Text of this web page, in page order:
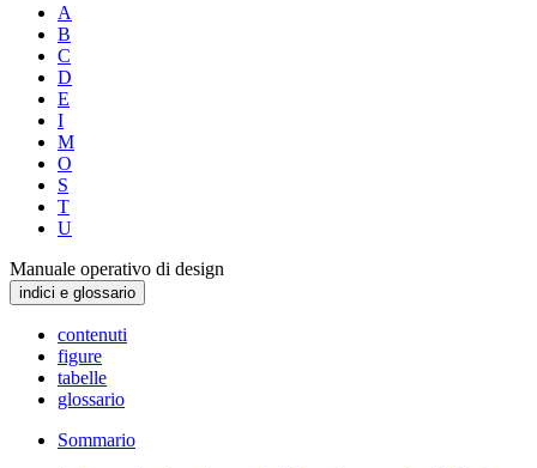
A
B
C
D
E
I
M
O
S
T
U
Manuale operativo di design
indici e glossario
contenuti
figure
tabelle
glossario
Sommario